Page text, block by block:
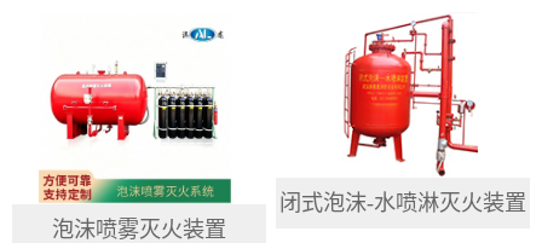
泡沫喷雾灭火装置
闭式泡沫-水喷淋灭火装置